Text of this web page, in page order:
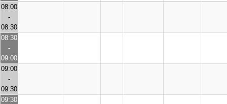
08:00
-
08:30
08:30
-
09:00
09:00
-
09:30
09:30